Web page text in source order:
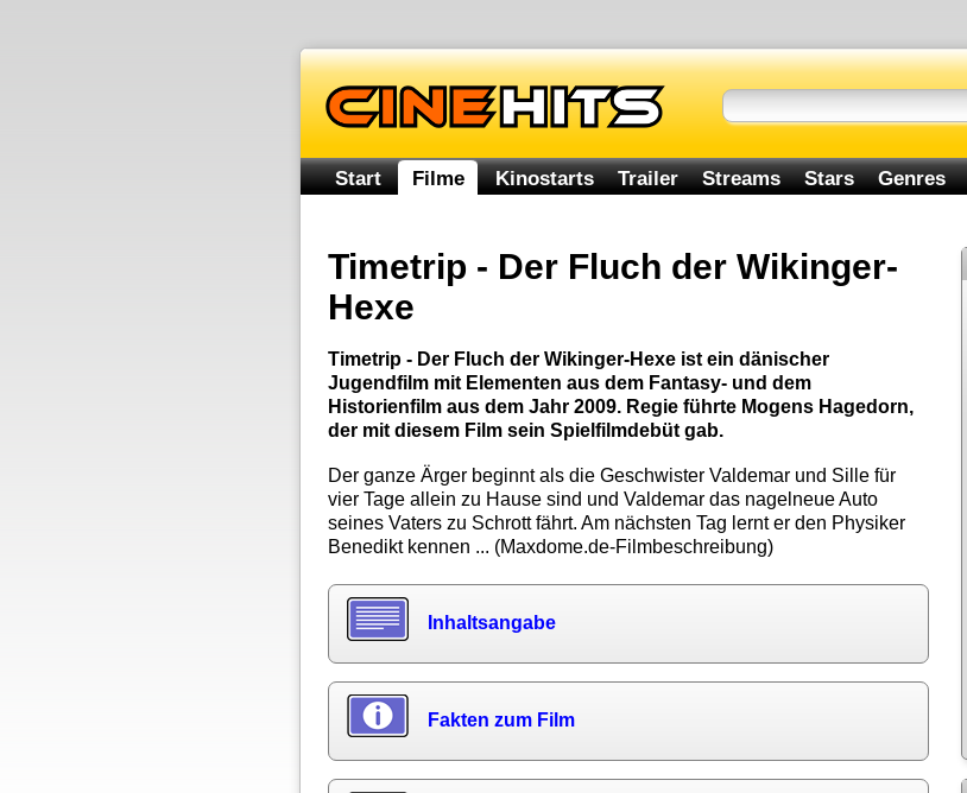
Start Filme Kinostarts Trailer Streams Stars Genres
Timetrip - Der Fluch der Wikinger-
Hexe
Timetrip - Der Fluch der Wikinger-Hexe ist ein dänischer
Jugendfilm mit Elementen aus dem Fantasy- und dem
Historienfilm aus dem Jahr 2009. Regie führte Mogens Hagedorn,
der mit diesem Film sein Spielfilmdebüt gab.
Der ganze Ärger beginnt als die Geschwister Valdemar und Sille für
vier Tage allein zu Hause sind und Valdemar das nagelneue Auto
seines Vaters zu Schrott fährt. Am nächsten Tag lernt er den Physiker
Benedikt kennen ... (Maxdome.de-Filmbeschreibung)
Inhaltsangabe
Fakten zum Film